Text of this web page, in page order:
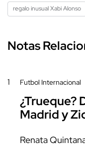
regalo inusual Xabi Alonso
Notas
1 Futbol Internacional
¿Trueque?
Madrid y
Renata